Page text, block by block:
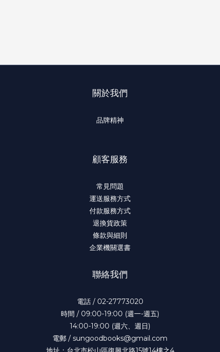
關於我們
品牌精神
顧客服務
常見問題
運送服務方式
付款服務方式
退換貨政策
條款與細則
企業機關選書
聯絡我們
電話 / 02-27773020
時間 / 09:00-19:00 (週一-週五)
14:00-19:00 (週六、週日)
電郵 / sungoodbooks@gmail.com